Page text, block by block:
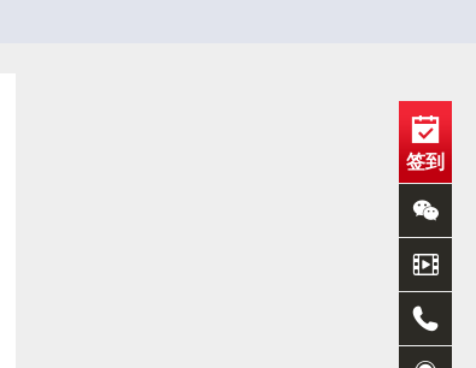
签到